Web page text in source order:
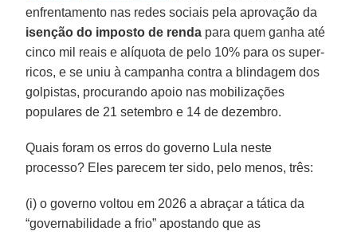
enfrentamento nas redes sociais pela aprovação da
isenção do imposto de renda para quem ganha até
cinco mil reais e alíquota de pelo 10% para os super-
ricos, e se uniu à campanha contra a blindagem dos
golpistas, procurando apoio nas mobilizações
populares de 21 setembro e 14 de dezembro.
Quais foram os erros do governo Lula neste
processo? Eles parecem ter sido, pelo menos, três:
(i) o governo voltou em 2026 a abraçar a tática da
“governabilidade a frio” apostando que as